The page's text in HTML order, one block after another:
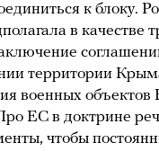
к блоку.
в качестве
территории
военных
ЕС в доктрине
чтобы